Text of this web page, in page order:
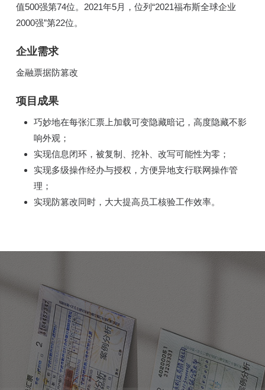
值500强第74位。2021年5月，位列“2021福布斯全球企业
2000强”第22位。
企业需求
金融票据防篡改
项目成果
巧妙地在每张汇票上加载可变隐藏暗记，高度隐藏不影
响外观；
实现信息闭环，被复制、挖补、改写可能性为零；
实现多级操作经办与授权，方便异地支行联网操作管
理；
实现防篡改同时，大大提高员工核验工作效率。